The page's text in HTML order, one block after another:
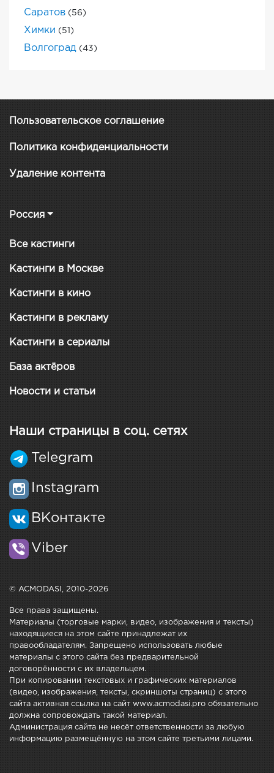
Саратов (56)
Химки (51)
Волгоград (43)
Пользовательское соглашение
Политика конфиденциальности
Удаление контента
Россия
Все кастинги
Кастинги в Москве
Кастинги в кино
Кастинги в рекламу
Кастинги в сериалы
База актёров
Новости и статьи
Наши страницы в соц. сетях
Telegram
Instagram
ВКонтакте
Viber
© ACMODASI, 2010-2026
Все права защищены.
Материалы (торговые марки, видео, изображения и тексты)
находящиеся на этом сайте принадлежат их
правообладателям. Запрещено использовать любые
материалы с этого сайта без предварительной
договорённости с их владельцем.
При копировании текстовых и графических материалов
(видео, изображения, тексты, скриншоты страниц) с этого
сайта активная ссылка на сайт www.acmodasi.pro обязательно
должна сопровождать такой материал.
Администрация сайта не несёт ответственности за любую
информацию размещённую на этом сайте третьими лицами.